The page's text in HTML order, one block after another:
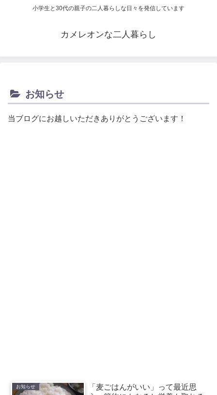
小学生と30代の親子の二人暮らしな日々を発信しています
カメレオンな二人暮らし
お知らせ
当ブログにお越しいただきありがとうございます！
お知らせ
「麦ごはんがいい」って最近思